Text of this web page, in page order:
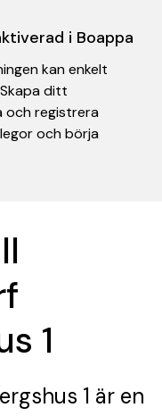
i Boappa
kan enkelt
ditt
och registrera
och börja
1
1 är en